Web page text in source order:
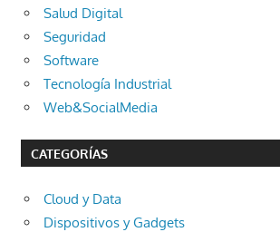
Salud Digital
Seguridad
Software
Tecnología Industrial
Web&SocialMedia
CATEGORÍAS
Cloud y Data
Dispositivos y Gadgets